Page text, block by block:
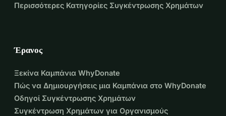
Περισσότερες Κατηγορίες Συγκέντρωσης Χρημάτων
Έρανος
Ξεκίνα Καμπάνια WhyDonate
Πώς να Δημιουργήσεις μια Καμπάνια στο WhyDonate
Οδηγοί Συγκέντρωσης Χρημάτων
Συγκέντρωση Χρημάτων για Οργανισμούς